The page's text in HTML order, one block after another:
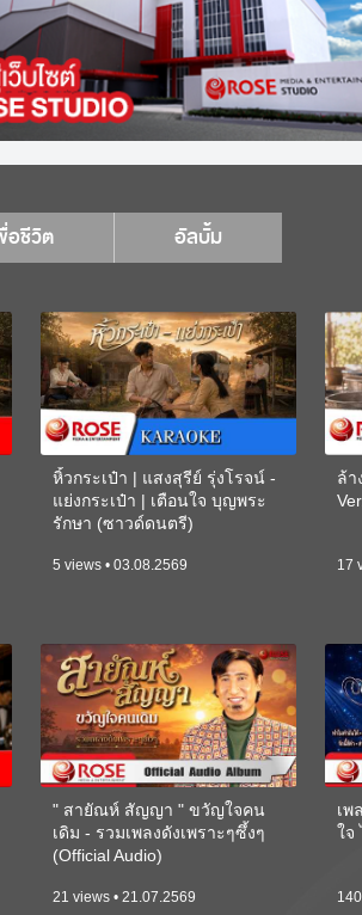
อชีวิต อัลบั้ม
หิ้วกระเป๋า | แสงสุรีย์ รุ่งโรจน์ -
แย่งกระเป๋า | เตือนใจ บุญพระ
รักษา (ซาวด์ดนตรี)
5 views • 03.08.2569
ล้า
17
" สายัณห์ สัญญา " ขวัญใจคน
เดิม - รวมเพลงดังเพราะๆซึ้งๆ
(Official Audio)
21 views • 21.07.2569
เพ
ใจ